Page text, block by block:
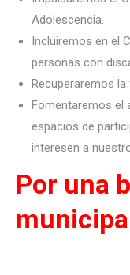
Adolescencia.
Incluiremos en el
personas con
Recuperaremos la
Fomentaremos el
espacios de
interesen a
Por una